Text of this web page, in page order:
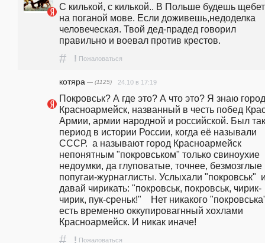
С килькой, с килькой.. В Польше будешь
на поганой мове. Если доживешь,недоделка
человеческая. Твой дед-прадед говорил
правильно и воевал против крестов.
# ! Пожаловаться
котяра — (1125) 24.10 в 17:19
Покровськ? А где это? А что это? Я знаю город
Красноармейск, названный в честь побед
Армии, армии народной и российской. Был
период в истории России, когда её называли
СССР.  а называют город Красноармейск
непонятным "покровськом" только свиноухие
недоумки, да глуповатые, точнее, безмозглые
попугаи-журнаглисты. Услыхали "покровськ"
давай чирикать: "покровськ, покровськ, чирик-
чирик, пук-среньк!"    Нет никакого
есть временно оккупировагнный хохлами
Красноармейск. И никак иначе!
# ! Пожаловаться